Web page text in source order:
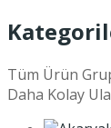
Tüm Ürün
Daha Kolay